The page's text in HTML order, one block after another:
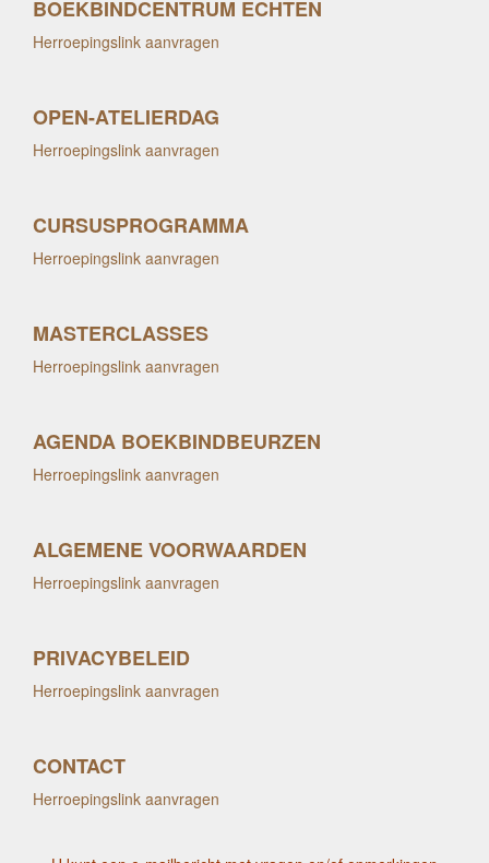
BOEKBINDCENTRUM ECHTEN
Herroepingslink aanvragen
OPEN-ATELIERDAG
Herroepingslink aanvragen
CURSUSPROGRAMMA
Herroepingslink aanvragen
MASTERCLASSES
Herroepingslink aanvragen
AGENDA BOEKBINDBEURZEN
Herroepingslink aanvragen
ALGEMENE VOORWAARDEN
Herroepingslink aanvragen
PRIVACYBELEID
Herroepingslink aanvragen
CONTACT
Herroepingslink aanvragen